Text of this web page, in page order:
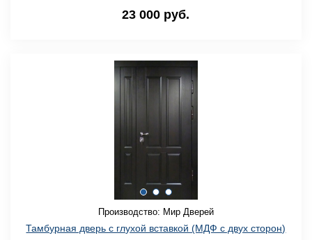
23 000 руб.
Производство: Мир Дверей
Тамбурная дверь с глухой вставкой (МДФ с двух сторон)